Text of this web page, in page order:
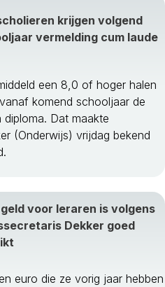
krijgen volgend
vermelding cum laude
een 8,0 of hoger halen
komend schooljaar de
Dat maakte
(Onderwijs) vrijdag bekend
voor leraren is volgens
Dekker goed
euro die ze vorig jaar hebben